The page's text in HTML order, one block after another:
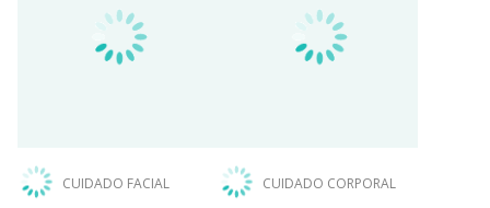
CUIDADO FACIAL CUIDADO CORPORAL